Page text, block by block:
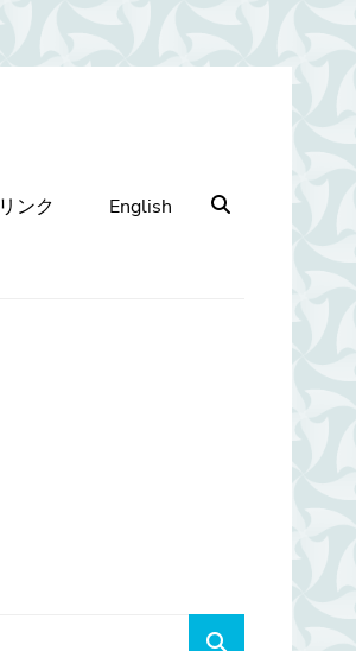
リンク English